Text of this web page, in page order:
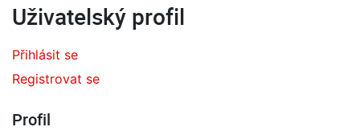
Uživatelský profil
Přihlásit se
Registrovat se
Profil